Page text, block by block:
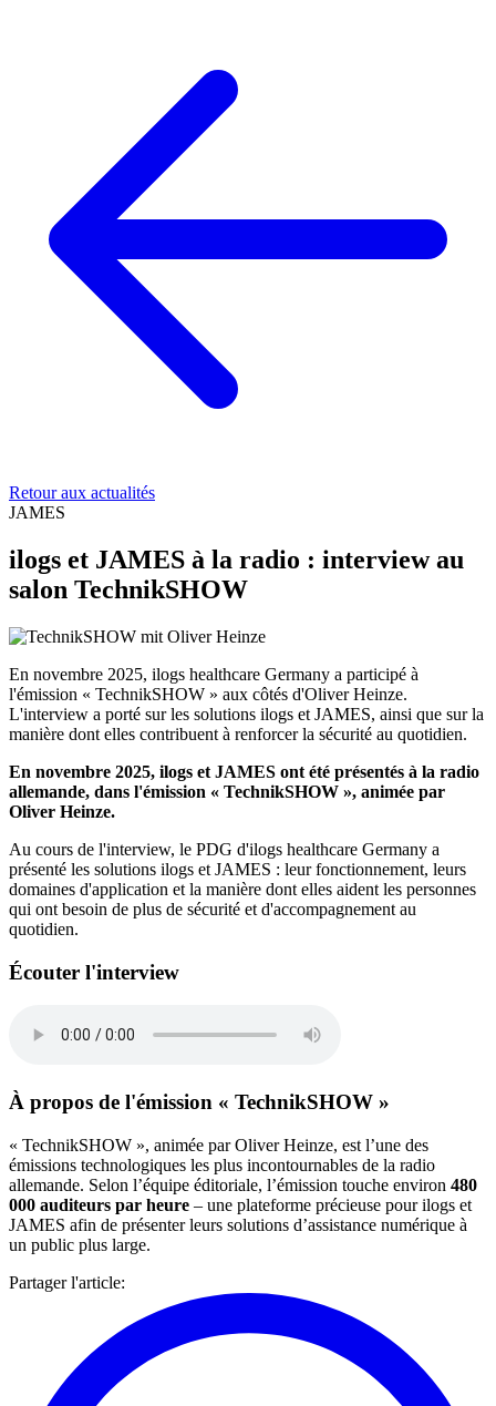
Retour aux actualités
JAMES
ilogs et JAMES à la radio : interview au
salon TechnikSHOW
En novembre 2025, ilogs healthcare Germany a participé à
l'émission « TechnikSHOW » aux côtés d'Oliver Heinze.
L'interview a porté sur les solutions ilogs et JAMES, ainsi que sur la
manière dont elles contribuent à renforcer la sécurité au quotidien.
En novembre 2025, ilogs et JAMES ont été présentés à la radio
allemande, dans l'émission « TechnikSHOW », animée par
Oliver Heinze.
Au cours de l'interview, le PDG d'ilogs healthcare Germany a
présenté les solutions ilogs et JAMES : leur fonctionnement, leurs
domaines d'application et la manière dont elles aident les personnes
qui ont besoin de plus de sécurité et d'accompagnement au
quotidien.
Écouter l'interview
À propos de l'émission « TechnikSHOW »
« TechnikSHOW », animée par Oliver Heinze, est l’une des
émissions technologiques les plus incontournables de la radio
allemande. Selon l’équipe éditoriale, l’émission touche environ 480
000 auditeurs par heure – une plateforme précieuse pour ilogs et
JAMES afin de présenter leurs solutions d’assistance numérique à
un public plus large.
Partager l'article: